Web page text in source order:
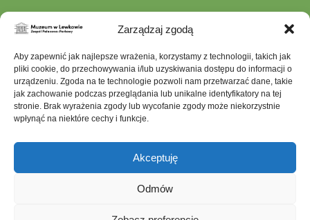
Zarządzaj zgodą
Aby zapewnić jak najlepsze wrażenia, korzystamy z technologii, takich jak
pliki cookie, do przechowywania i/lub uzyskiwania dostępu do informacji o
urządzeniu. Zgoda na te technologie pozwoli nam przetwarzać dane, takie
jak zachowanie podczas przeglądania lub unikalne identyfikatory na tej
stronie. Brak wyrażenia zgody lub wycofanie zgody może niekorzystnie
wpłynąć na niektóre cechy i funkcje.
Akceptuję
Odmów
Szukana
fraza
Ochrona Danych Osobowych